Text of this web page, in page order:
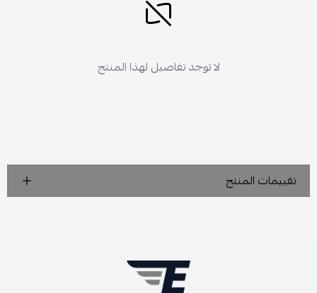
لا توجد تفاصيل لهذا المنتج
تقييمات المنتج